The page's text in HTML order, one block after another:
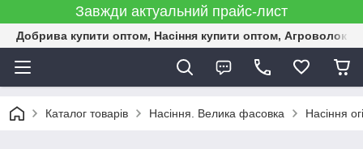
Завжди актуальний прайс-лист
Добрива купити оптом, Насіння купити оптом,
Каталог товарів Насіння. Велика фасовка Насіння